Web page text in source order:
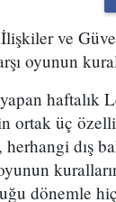
ve
oyunun
haftalık
ortak üç
dış
dönemle